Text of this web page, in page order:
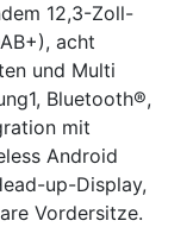
12,3-Zoll-
acht
und Multi
Bluetooth®,
mit
Android
up-Display,
Vordersitze.